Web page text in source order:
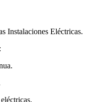
Instalaciones Eléctricas.